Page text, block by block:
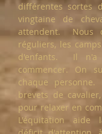
différentes sortes
vingtaine de
attendent. Nous
réguliers, les
d'enfants. Il n'a
commencer. On
chaque
brevets de
pour relaxer en
L'équitation aide